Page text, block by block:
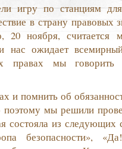
игру по станциям
в страну правовых
20 ноября,
нас ожидает
правах мы
и помнить об
мы решили
состояла из следующих
безопасности»,